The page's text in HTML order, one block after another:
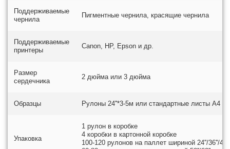
Поддерживаемые
чернила
Пигментные чернила, красящие чернила
Поддерживаемые
принтеры
Canon, HP, Epson и др.
Размер
сердечника
2 дюйма или 3 дюйма
Образцы Рулоны 24''*3-5м или стандартные листы A4
Упаковка
1 рулон в коробке
4 коробки в картонной коробке
100-120 рулонов на паллет шириной 24''/36''/